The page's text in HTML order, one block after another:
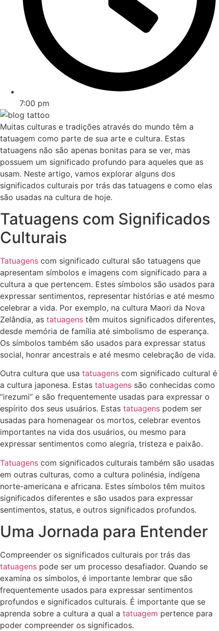
7:00 pm
Muitas culturas e tradições através do mundo têm a
tatuagem como parte de sua arte e cultura. Estas
tatuagens não são apenas bonitas para se ver, mas
possuem um significado profundo para aqueles que as
usam. Neste artigo, vamos explorar alguns dos
significados culturais por trás das tatuagens e como elas
são usadas na cultura de hoje.
Tatuagens com Significados
Culturais
Tatuagens com significado cultural são tatuagens que
apresentam símbolos e imagens com significado para a
cultura a que pertencem. Estes símbolos são usados para
expressar sentimentos, representar histórias e até mesmo
celebrar a vida. Por exemplo, na cultura Maori da Nova
Zelândia, as tatuagens têm muitos significados diferentes,
desde memória de família até simbolismo de esperança.
Os símbolos também são usados para expressar status
social, honrar ancestrais e até mesmo celebração de vida.
Outra cultura que usa tatuagens com significado cultural é
a cultura japonesa. Estas tatuagens são conhecidas como
“irezumi” e são frequentemente usadas para expressar o
espírito dos seus usuários. Estas tatuagens podem ser
usadas para homenagear os mortos, celebrar eventos
importantes na vida dos usuários, ou mesmo para
expressar sentimentos como alegria, tristeza e paixão.
Tatuagens com significados culturais também são usadas
em outras culturas, como a cultura polinésia, indígena
norte-americana e africana. Estes símbolos têm muitos
significados diferentes e são usados para expressar
sentimentos, status, e outros significados profundos.
Uma Jornada para Entender
Compreender os significados culturais por trás das
tatuagens pode ser um processo desafiador. Quando se
examina os símbolos, é importante lembrar que são
frequentemente usados para expressar sentimentos
profundos e significados culturais. É importante que se
aprenda sobre a cultura a qual a tatuagem pertence para
poder compreender os significados.